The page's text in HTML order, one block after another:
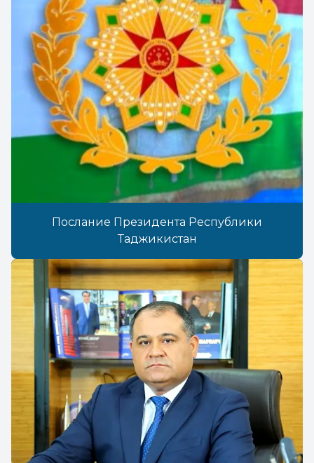
Послание Президента Республики
Таджикистан